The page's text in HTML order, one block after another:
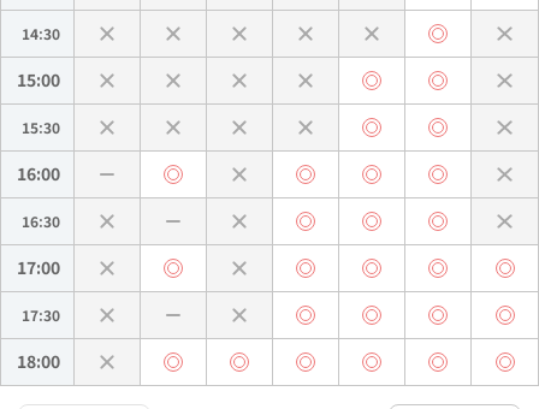
14:30
15:00
15:30
16:00
16:30
17:00
17:30
18:00